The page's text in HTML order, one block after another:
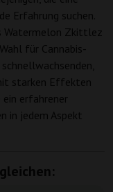
Erfahrung suchen.
Watermelon Zkittlez
für Cannabis-
starken Effekten
ein erfahrener
in jedem Aspekt